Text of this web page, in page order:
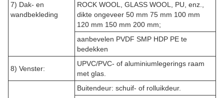
7) Dak- en
wandbekleding
ROCK WOOL, GLASS WOOL, PU, enz.,
dikte ongeveer 50 mm 75 mm 100 mm
120 mm 150 mm 200 mm;
aanbevelen PVDF SMP HDP PE te
bedekken
8) Venster:
UPVC/PVC- of aluminiumlegerings raam
met glas.
Buitendeur: schuif- of rolluikdeur.